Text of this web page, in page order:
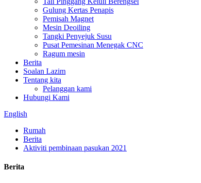
Gulung Kertas Penapis
Pemisah Magnet
Mesin Deoiling
Tangki Penyejuk Susu
Pusat Pemesinan Menegak CNC
Ragum mesin
Berita
Soalan Lazim
Tentang kita
Pelanggan kami
Hubungi Kami
English
Rumah
Berita
Aktiviti pembinaan pasukan 2021
Berita